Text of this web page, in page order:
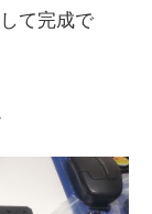
て完成で